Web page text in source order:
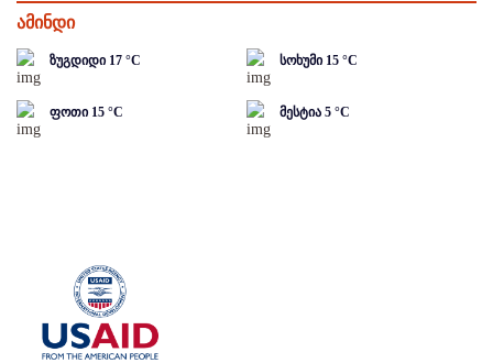
ამინდი
ზუგდიდი 17 °C სოხუმი 15 °C
ფოთი 15 °C მესტია 5 °C